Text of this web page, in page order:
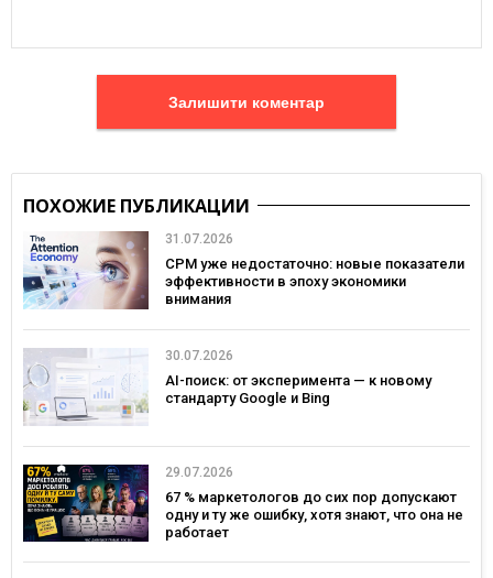
Залишити коментар
ПОХОЖИЕ ПУБЛИКАЦИИ
31.07.2026
CPM уже недостаточно: новые показатели
эффективности в эпоху экономики
внимания
30.07.2026
AI-поиск: от эксперимента — к новому
стандарту Google и Bing
29.07.2026
67 % маркетологов до сих пор допускают
одну и ту же ошибку, хотя знают, что она не
работает